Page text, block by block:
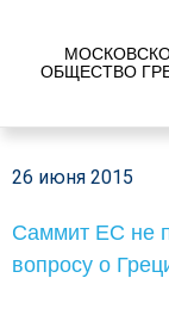
ОБЩЕСТВО
26 июня 2015
Саммит ЕС не
вопросу о